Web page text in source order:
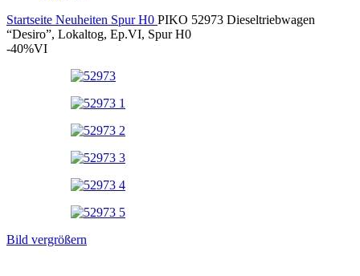
Startseite Neuheiten Spur H0 PIKO 52973 Dieseltriebwagen
“Desiro”, Lokaltog, Ep.VI, Spur H0
-40%VI
Bild vergrößern